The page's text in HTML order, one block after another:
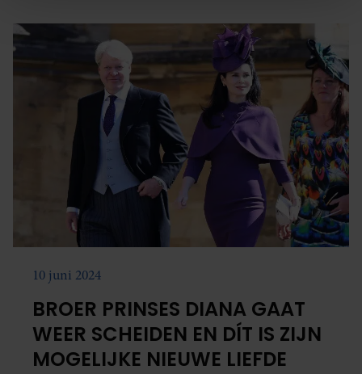
personaliseren, om functies voor social media te bieden
en om ons websiteverkeer te analyseren. Ook delen we
informatie over uw gebruik van onze site met onze
partners voor social media, adverteren en analyse. Deze
partners kunnen deze gegevens combineren met andere
informatie die u aan ze heeft verstrekt of die ze hebben
verzameld op basis van uw gebruik van hun services. U
gaat akkoord met onze cookies als u onze website blijft
gebruiken.
10 juni 2024
BROER PRINSES DIANA GAAT
WEER SCHEIDEN EN DÍT IS ZIJN
MOGELIJKE NIEUWE LIEFDE